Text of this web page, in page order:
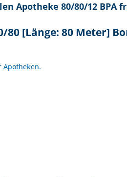
Apotheke 80/80/12 BPA
80 [Länge: 80 Meter]
Apotheken.